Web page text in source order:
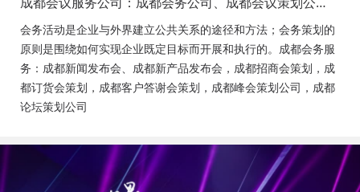
司、成都新闻发布会策划、成都新产品发布会策划、成
都经销商会议策划、成都招商会策划、成都订货会策
划、成都颁奖会策划、成都客户答谢会策划、成都高峰
论坛策划公司、成都年会策划、成都会议活动策划
会务活动是企业与外界建立公共关系的途径和方法；会务策划的
原则是围绕如何实现企业既定目标而开展和执行的。成都会务服
务：成都新闻发布会、成都新产品发布会，成都招商会策划，成
都订货会策划，成都客户答谢会策划，成都峰会策划公司，成都
论坛策划公司